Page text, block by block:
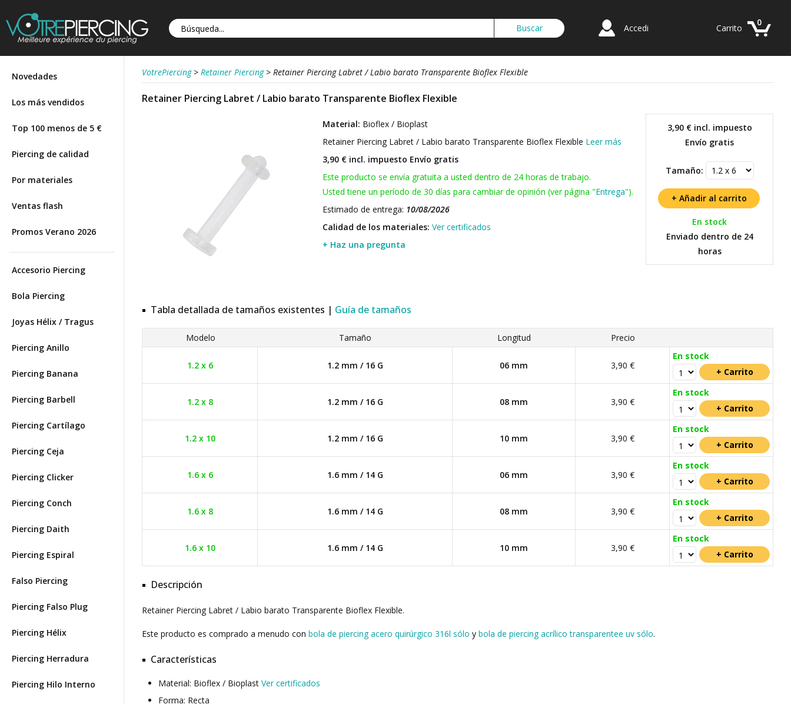
Accedi
0
Carrito
Novedades
Los más vendidos
Top 100 menos de 5 €
Piercing de calidad
Por materiales
Ventas flash
Promos Verano 2026
Accesorio Piercing
Bola Piercing
Joyas Hélix / Tragus
Piercing Anillo
Piercing Banana
Piercing Barbell
Piercing Cartílago
Piercing Ceja
Piercing Clicker
Piercing Conch
Piercing Daith
Piercing Espiral
Falso Piercing
Piercing Falso Plug
Piercing Hélix
Piercing Herradura
Piercing Hilo Interno
VotrePiercing > Retainer Piercing > Retainer Piercing Labret / Labio barato Transparente Bioflex Flexible
Retainer Piercing Labret / Labio barato Transparente Bioflex Flexible
3,90 €incl. impuesto
Envío gratis
Tamaño:
En stock
Enviado dentro de 24
horas
Material: Bioflex / Bioplast
Retainer Piercing Labret / Labio barato Transparente Bioflex Flexible Leer más
3,90 € incl. impuesto Envío gratis
Este producto se envía gratuita a usted dentro de 24 horas de trabajo.
Usted tiene un período de 30 días para cambiar de opinión (ver página "Entrega").
Estimado de entrega: 10/08/2026
Calidad de los materiales: Ver certificados
+ Haz una pregunta
Tabla detallada de tamaños existentes | Guía de tamaños
Modelo Tamaño Longitud Precio
1.2 x 6 1.2 mm / 16 G 06 mm 3,90 €
En stock
1.2 x 8 1.2 mm / 16 G 08 mm 3,90 €
En stock
1.2 x 10 1.2 mm / 16 G 10 mm 3,90 €
En stock
1.6 x 6 1.6 mm / 14 G 06 mm 3,90 €
En stock
1.6 x 8 1.6 mm / 14 G 08 mm 3,90 €
En stock
1.6 x 10 1.6 mm / 14 G 10 mm 3,90 €
En stock
Descripción
Retainer Piercing Labret / Labio barato Transparente Bioflex Flexible.
Este producto es comprado a menudo con bola de piercing acero quirúrgico 316l sólo y bola de piercing acrílico transparentee uv sólo.
Características
Material: Bioflex / Bioplast Ver certificados
Forma: Recta